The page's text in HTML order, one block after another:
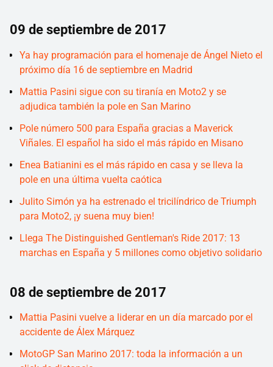
09 de septiembre de 2017
Ya hay programación para el homenaje de Ángel Nieto el
próximo día 16 de septiembre en Madrid
Mattia Pasini sigue con su tiranía en Moto2 y se
adjudica también la pole en San Marino
Pole número 500 para España gracias a Maverick
Viñales. El español ha sido el más rápido en Misano
Enea Batianini es el más rápido en casa y se lleva la
pole en una última vuelta caótica
Julito Simón ya ha estrenado el tricilíndrico de Triumph
para Moto2, ¡y suena muy bien!
Llega The Distinguished Gentleman's Ride 2017: 13
marchas en España y 5 millones como objetivo solidario
08 de septiembre de 2017
Mattia Pasini vuelve a liderar en un día marcado por el
accidente de Álex Márquez
MotoGP San Marino 2017: toda la información a un